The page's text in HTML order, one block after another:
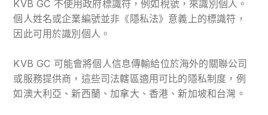
KVB GC 不使用政府標識符，例如稅號，來識別個人。
個人姓名或企業編號並非《隱私法》意義上的標識符，
因此可用於識別個人。
KVB GC 可能會將個人信息傳輸給位於海外的關聯公司
或服務提供商，這些司法轄區適用可比的隱私制度，例
如澳大利亞、新西蘭、加拿大、香港、新加坡和台灣。